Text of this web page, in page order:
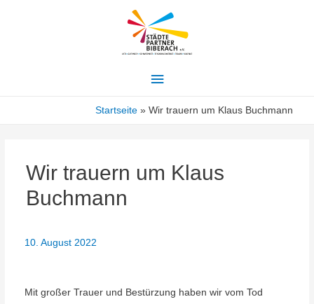
Hauptmenü
Startseite Wir trauern um Klaus Buchmann
Wir trauern um Klaus
Buchmann
10. August 2022
Mit großer Trauer und Bestürzung haben wir vom Tod